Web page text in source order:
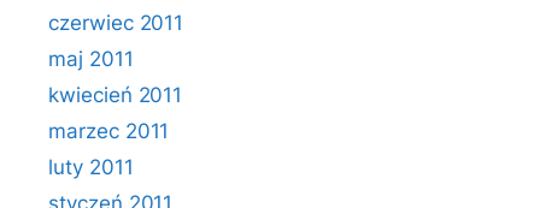
czerwiec 2011
maj 2011
kwiecień 2011
marzec 2011
luty 2011
styczeń 2011